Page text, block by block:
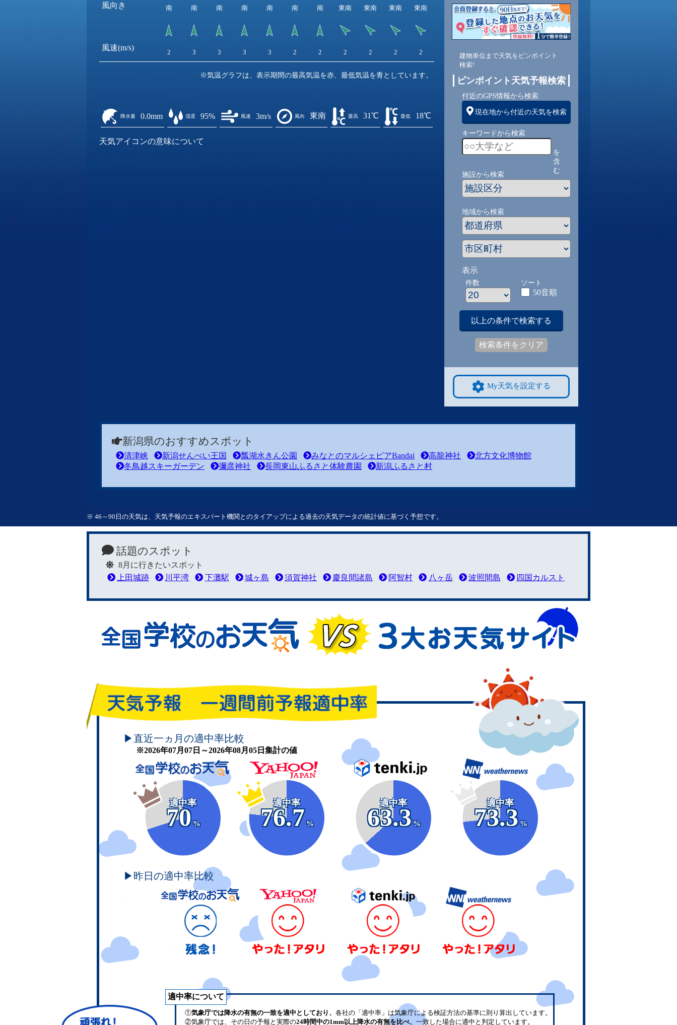
風向き
風速(m/s)
南 南 南 南 南 南 南 東南 東南 東南 東南 東南 東 東 北東
2 3 3 3 3 2 2 2 2 2 2 2 1 1 1
※気温グラフは、表示期間の最高気温を赤、最低気温を青としています。
降水量 0.0mm 湿度 95% 風速 3m/s 風向 東南 最高 31℃ 最低 18℃
天気アイコンの意味について
建物単位まで天気をピンポイント
検索!
ピンポイント天気予報検索
付近のGPS情報から検索
現在地から付近の天気を検索
キーワードから検索
を
含
む
施設から検索
地域から検索
表示
件数 ソート
50音順
以上の条件で検索する
検索条件をクリア
My天気を設定する
新潟県のおすすめスポット
清津峡 新潟せんべい王国 瓢湖水きん公園 みなとのマルシェピアBandai 高龍神社
北方文化博物館
冬鳥越スキーガーデン
彌彦神社 長岡東山ふるさと体験農園 新潟ふるさと村
※ 46～90日の天気は、天気予報のエキスパート機関とのタイアップによる過去の天気データの統計値に基づく予想です。
話題のスポット
8月に行きたいスポット
上田城跡
川平湾 下灘駅 城ヶ島 須賀神社 慶良間諸島 阿智村 八ヶ岳 波照間島 四国カルスト
頑張れ！学校のお天気
▶直近一ヵ月の適中率比較
※2026年07月07日～2026年08月05日集計の値
適中率
70
%
適中率
76.7
%
適中率
63.3
%
適中率
73.3
%
▶昨日の適中率比較
適中率について
①気象庁では降水の有無の一致を適中としており、 各社の「適中率」は気象庁による検証方法の基準に則り算出しています。
②気象庁では、その日の予報と実際の24時間中の1mm以上降水の有無を比べ、 一致した場合に適中と判定しています。